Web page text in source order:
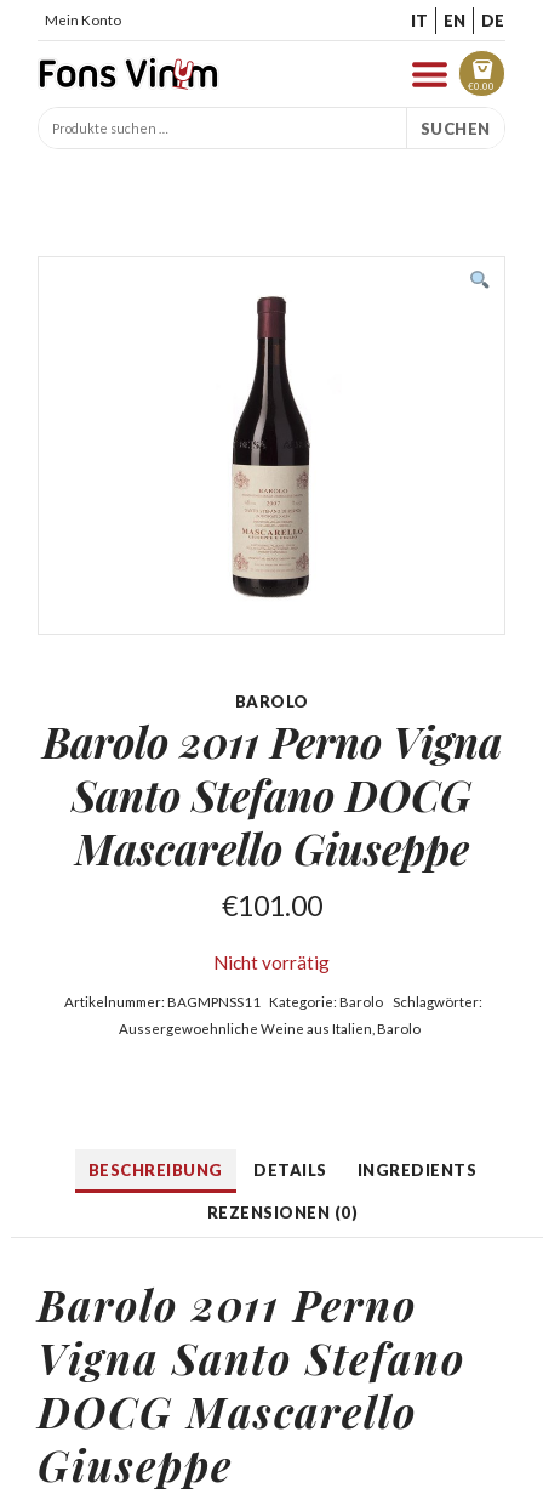
Mein Konto IT EN DE
€0.00
SUCHEN
BAROLO
Barolo 2011 Perno Vigna
Santo StefanoDOCG
Mascarello Giuseppe
€101.00
Nicht vorrätig
Artikelnummer: BAGMPNSS11 Kategorie:Barolo
Schlagwörter:
Aussergewoehnliche Weine aus Italien ,Barolo
BESCHREIBUNG DETAILS INGREDIENTS
REZENSIONEN (0)
Barolo 2011 Perno
Vigna Santo Stefano
DOCG Mascarello
Giuseppe